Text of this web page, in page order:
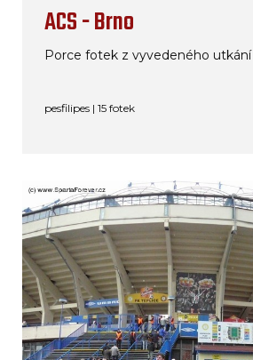
ACS - Brno
Porce fotek z vyvedeného utkání
pesfilipes | 15 fotek